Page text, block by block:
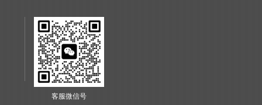
客服微信号